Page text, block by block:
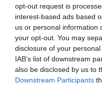
opt-out request is
interest-based ads based
us or personal information
your opt-out. You may
disclosure of your
IAB’s list of downstream
also be disclosed by us to
Downstream Participants
Appartamento con Vista
Persone
Il Residence è composto 11
modernamente arredati e
anche di un balconcino privato.
L'appartamento bilocale è
divano letto matrimoniale,
Internet, camera matrimoniale,